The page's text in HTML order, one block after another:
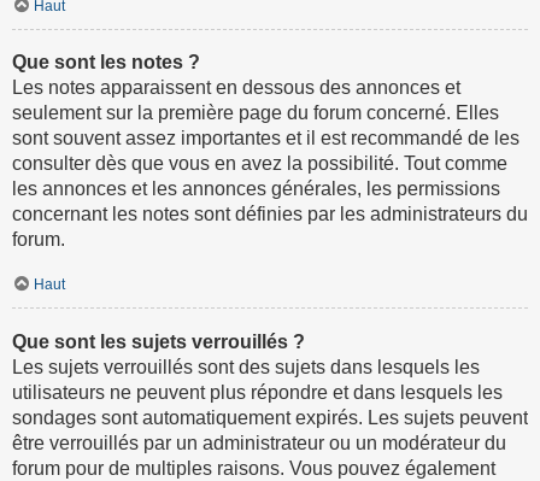
Haut
Que sont les notes ?
Les notes apparaissent en dessous des annonces et
seulement sur la première page du forum concerné. Elles
sont souvent assez importantes et il est recommandé de les
consulter dès que vous en avez la possibilité. Tout comme
les annonces et les annonces générales, les permissions
concernant les notes sont définies par les administrateurs du
forum.
Haut
Que sont les sujets verrouillés ?
Les sujets verrouillés sont des sujets dans lesquels les
utilisateurs ne peuvent plus répondre et dans lesquels les
sondages sont automatiquement expirés. Les sujets peuvent
être verrouillés par un administrateur ou un modérateur du
forum pour de multiples raisons. Vous pouvez également